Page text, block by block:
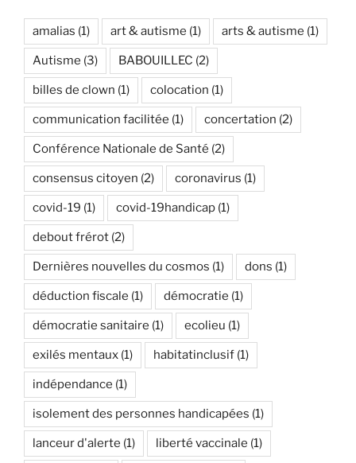
amalias (1) art & autisme (1) arts & autisme (1)
Autisme (3) BABOUILLEC (2)
billes de clown (1) colocation (1)
communication facilitée (1) concertation (2)
Conférence Nationale de Santé (2)
consensus citoyen (2) coronavirus (1)
covid-19 (1) covid-19handicap (1)
debout frérot (2)
Dernières nouvelles du cosmos (1) dons (1)
déduction fiscale (1) démocratie (1)
démocratie sanitaire (1) ecolieu (1)
exilés mentaux (1) habitatinclusif (1)
indépendance (1)
isolement des personnes handicapées (1)
lanceur d'alerte (1) liberté vaccinale (1)